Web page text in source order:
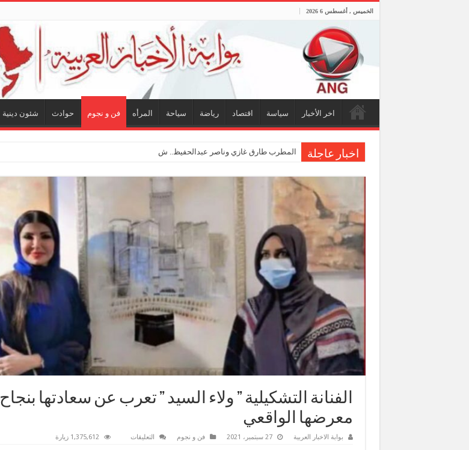
الخميس , أغسطس 6 2026
اخر الأخبار سياسة اقتصاد رياضة سياحة المرأه فن و نجوم حوادث شئون دينية
اخبار عاجلة المطرب طارق غازي وناصر عبدالحفيظ.. شراكة فنية ترسم ملا
الفنانة التشكيلية ” ولاء السيد ” تعرب عن سعادتها بنجاح
معرضها الواقعي
بوابة الاخبار العربية 27 سبتمبر، 2021 فن و نجوم التعليقات 1,375,612 زيارة